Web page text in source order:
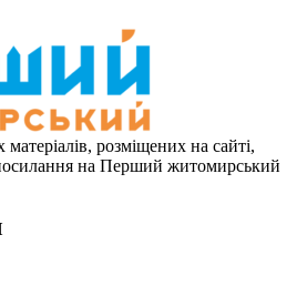
розміщених на сайті,
на Перший житомирський